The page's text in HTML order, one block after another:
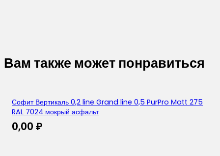
Вам также может понравиться
Софит Вертикаль 0,2 line Grand line 0,5 PurPro Matt 275
RAL 7024 мокрый асфальт
0,00 ₽